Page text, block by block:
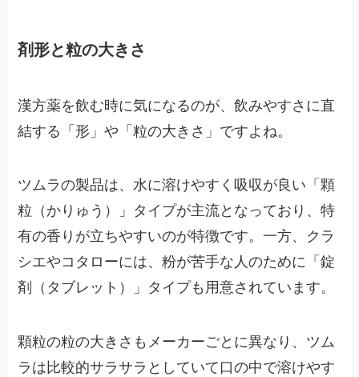
剤形と粒の大きさ
漢方薬を飲む時に気になるのが、飲みやすさに直
結する「形」や「粒の大きさ」ですよね。
ツムラの製品は、水に溶けやすく吸収が良い「顆
粒（かりゅう）」タイプが主流となっており、特
有の香りが立ちやすいのが特徴です。一方、クラ
シエやコタローには、粉が苦手な人のために「錠
剤（タブレット）」タイプも用意されています。
顆粒の粒の大きさもメーカーごとに異なり、ツム
ラは比較的サラサラとしていて口の中で溶けやす